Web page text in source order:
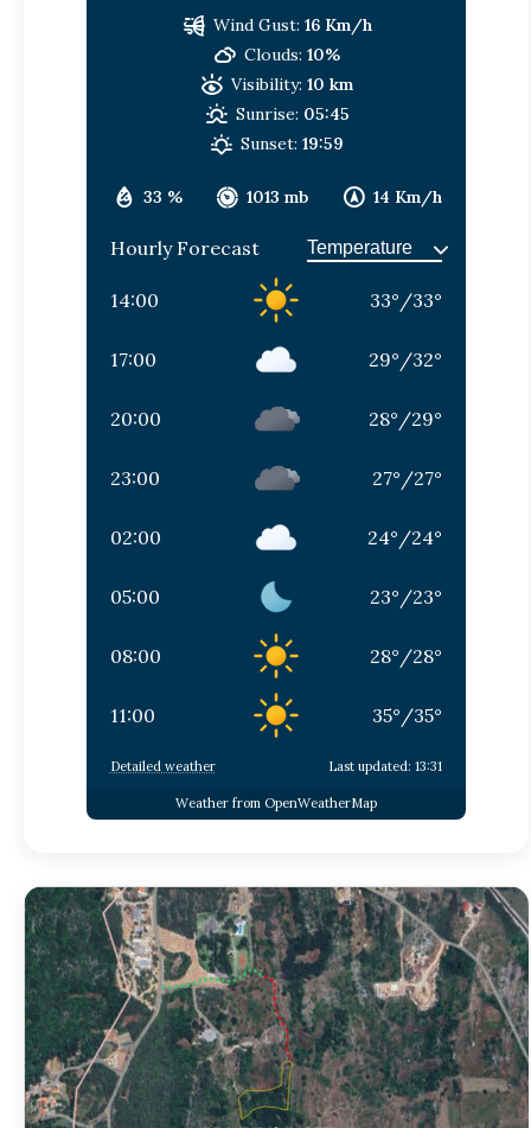
33 % 1013 mb 14 Km/h
Wind Gust: 16 Km/h
Clouds: 10%
Visibility: 10 km
Sunrise: 05:45
Sunset: 19:59
Hourly Forecast
14:00 33° /33°
17:00 29° /32°
20:00 28° /29°
23:00 27° /27°
02:00 24° /24°
05:00 23° /23°
08:00 28° /28°
11:00 35° /35°
Detailed weather Last updated: 13:31
Weather from OpenWeatherMap